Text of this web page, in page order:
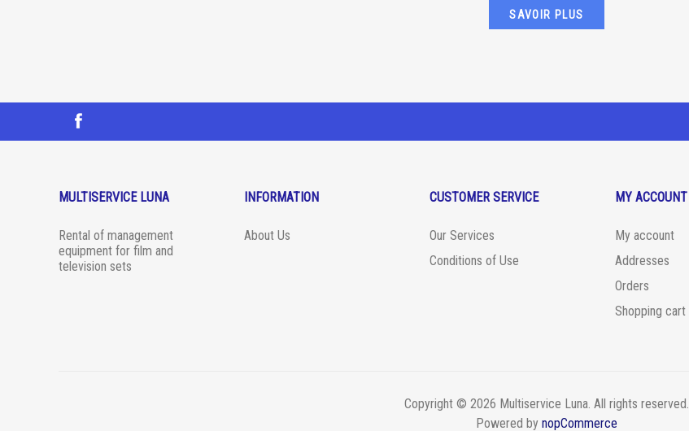
SAVOIR PLUS
MULTISERVICE LUNA
Rental of management
equipment for film and
television sets
INFORMATION
About Us
CUSTOMER SERVICE
Our Services
Conditions of Use
MY ACCOUNT
My account
Addresses
Orders
Shopping cart
Copyright © 2026 Multiservice Luna. All rights reserved.
Powered by nopCommerce